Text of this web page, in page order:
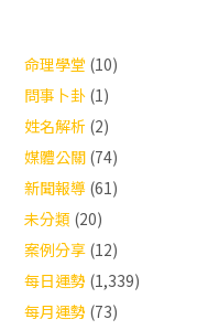
命理學堂 (10)
問事卜卦 (1)
姓名解析 (2)
媒體公關 (74)
新聞報導 (61)
未分類 (20)
案例分享 (12)
每日運勢 (1,339)
每月運勢 (73)